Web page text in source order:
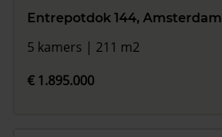
Entrepotdok 144, Amsterdam
5 kamers | 211 m2
€ 1.895.000